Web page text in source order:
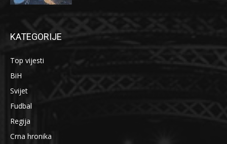
KATEGORIJE
Top vijesti
BiH
Svijet
Fudbal
Regija
Crna hronika